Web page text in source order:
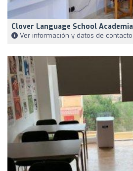
Clover Language School
Ver información y datos de contacto